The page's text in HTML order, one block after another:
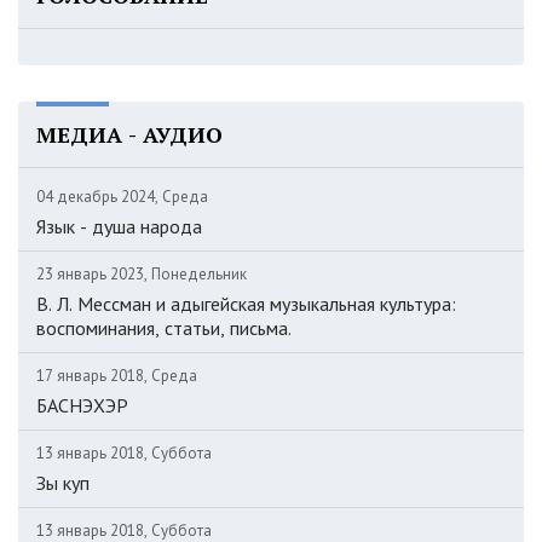
МЕДИА - АУДИО
04 декабрь 2024, Среда
Язык - душа народа
23 январь 2023, Понедельник
В. Л. Мессман и адыгейская музыкальная культура:
воспоминания, статьи, письма.
17 январь 2018, Среда
БАСНЭХЭР
13 январь 2018, Суббота
Зы куп
13 январь 2018, Суббота